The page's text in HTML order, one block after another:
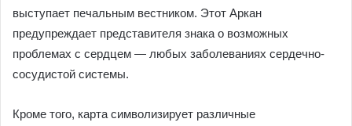
выступает печальным вестником. Этот Аркан
предупреждает представителя знака о возможных
проблемах с сердцем — любых заболеваниях сердечно-
сосудистой системы.
Кроме того, карта символизирует различные